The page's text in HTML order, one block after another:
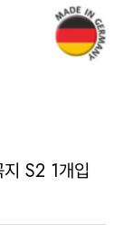
S2 1개입